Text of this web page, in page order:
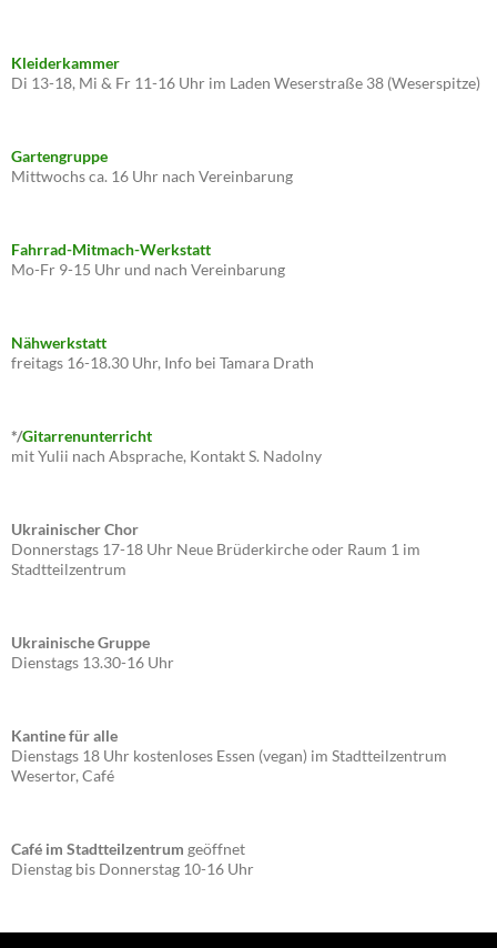
Kleiderkammer
Di 13-18, Mi & Fr 11-16 Uhr im Laden Weserstraße 38 (Weserspitze)
Gartengruppe
Mittwochs ca. 16 Uhr nach Vereinbarung
Fahrrad-Mitmach-Werkstatt
Mo-Fr 9-15 Uhr und nach Vereinbarung
Nähwerkstatt
freitags 16-18.30 Uhr, Info bei Tamara Drath
*/Gitarrenunterricht
mit Yulii nach Absprache, Kontakt S. Nadolny
Ukrainischer Chor
Donnerstags 17-18 Uhr Neue Brüderkirche oder Raum 1 im
Stadtteilzentrum
Ukrainische Gruppe
Dienstags 13.30-16 Uhr
Kantine für alle
Dienstags 18 Uhr kostenloses Essen (vegan) im Stadtteilzentrum
Wesertor, Café
Café im Stadtteilzentrum geöffnet
Dienstag bis Donnerstag 10-16 Uhr